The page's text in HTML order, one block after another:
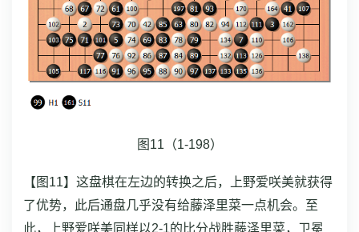
图11（1-198）
【图11】这盘棋在左边的转换之后，上野爱咲美就获得
了优势，此后通盘几乎没有给藤泽里菜一点机会。 至
此，上野爱咲美同样以2-1的比分战胜藤泽里菜，卫冕